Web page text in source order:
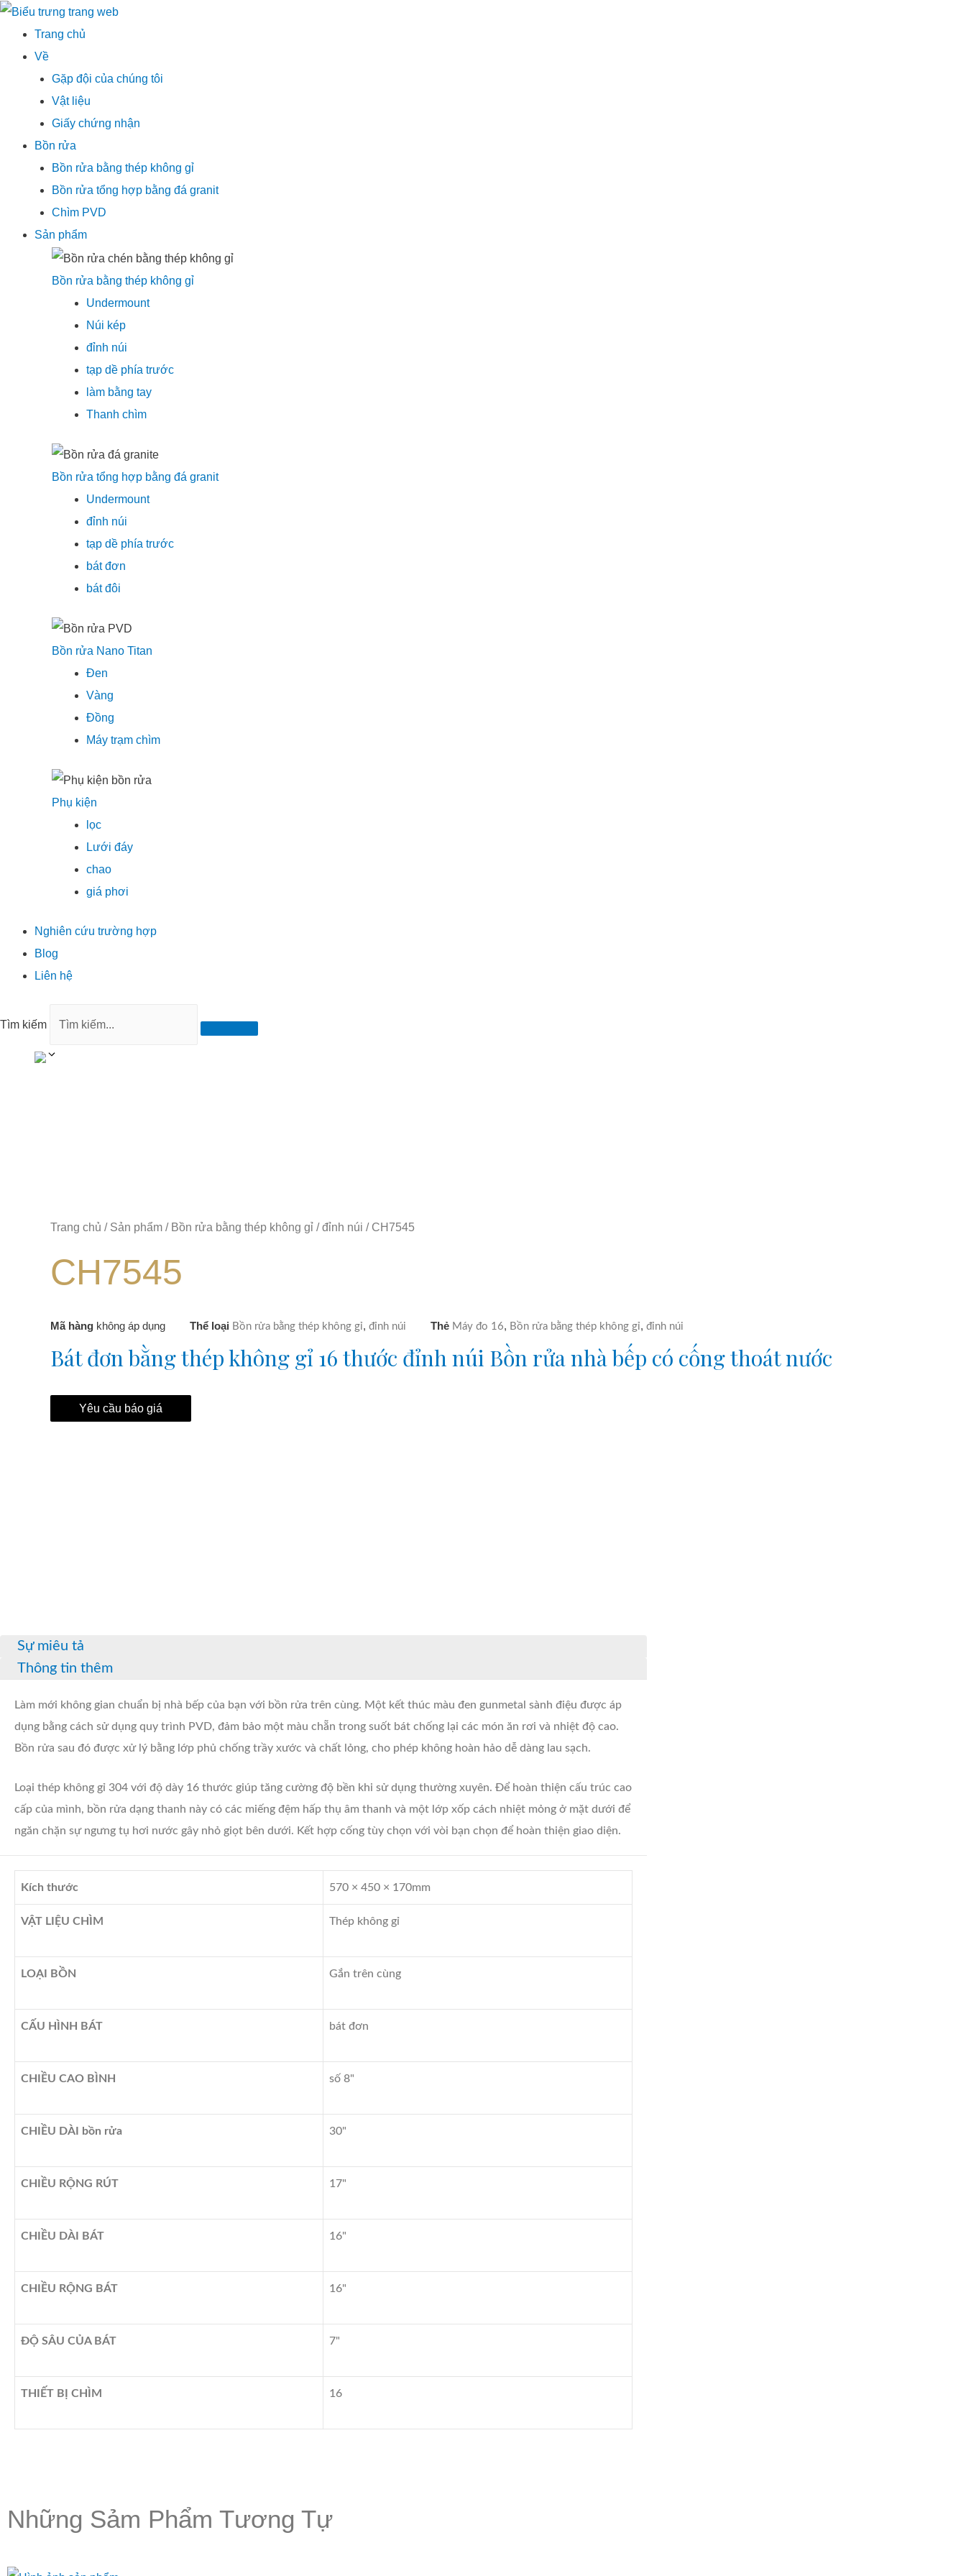
Thực
Trang chủ
Về
Gặp đội của chúng tôi
Vật liệu
Giấy chứng nhận
Bồn rửa
Bồn rửa bằng thép không gỉ
Bồn rửa tổng hợp bằng đá granit
Chìm PVD
Sản phẩm
Bồn rửa bằng thép không gỉ
Undermount
Núi kép
đỉnh núi
tạp dề phía trước
làm bằng tay
Thanh chìm
Bồn rửa tổng hợp bằng đá granit
Undermount
đỉnh núi
tạp dề phía trước
bát đơn
bát đôi
Bồn rửa Nano Titan
Đen
Vàng
Đồng
Máy trạm chìm
Phụ kiện
lọc
Lưới đáy
chao
giá phơi
Nghiên cứu trường hợp
Blog
Liên hệ
Tìm kiếm
Trang chủ / Sản phẩm / Bồn rửa bằng thép không gỉ /đỉnh núi / CH7545
CH7545
Mã hàng không áp dụng Thể loại Bồn rửa bằng thép không gỉ, đỉnh núi Thẻ Máy đo 16, Bồn rửa bằng thép không gỉ, đỉnh núi
Bát đơn bằng thép không gỉ 16 thước đỉnh núi Bồn rửa nhà bếp có cống thoát nước
Yêu cầu báo giá
Sự miêu tả
Thông tin thêm
Làm mới không gian chuẩn bị nhà bếp của bạn với bồn rửa trên cùng. Một kết thúc màu đen gunmetal sành điệu được áp
dụng bằng cách sử dụng quy trình PVD, đảm bảo một màu chẵn trong suốt bát chống lại các món ăn rơi và nhiệt độ cao.
Bồn rửa sau đó được xử lý bằng lớp phủ chống trầy xước và chất lỏng, cho phép không hoàn hảo dễ dàng lau sạch.
Loại thép không gỉ 304 với độ dày 16 thước giúp tăng cường độ bền khi sử dụng thường xuyên. Để hoàn thiện cấu trúc cao
cấp của mình, bồn rửa dạng thanh này có các miếng đệm hấp thụ âm thanh và một lớp xốp cách nhiệt mỏng ở mặt dưới để
ngăn chặn sự ngưng tụ hơi nước gây nhỏ giọt bên dưới. Kết hợp cống tùy chọn với vòi bạn chọn để hoàn thiện giao diện.
Kích thước 570 × 450 × 170mm
VẬT LIỆU CHÌM Thép không gỉ
LOẠI BỒN Gắn trên cùng
CẤU HÌNH BÁT bát đơn
CHIỀU CAO BÌNH số 8"
CHIỀU DÀI bồn rửa 30"
CHIỀU RỘNG RÚT 17"
CHIỀU DÀI BÁT 16"
CHIỀU RỘNG BÁT 16"
ĐỘ SÂU CỦA BÁT 7"
THIẾT BỊ CHÌM 16
Những Sảm Phẩm Tương Tự